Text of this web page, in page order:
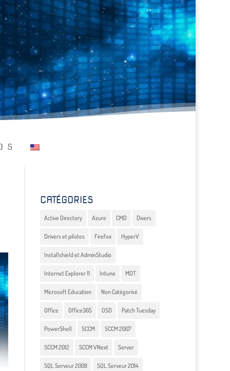
CATÉGORIES
Active Directory Azure CMD Divers
Drivers et pilotes Firefox HyperV
Installshield et AdminStudio
Internet Explorer 11 Intune MDT
Microsoft Education Non Catégorisé
Office Office365 OSD Patch Tuesday
PowerShell SCCM SCCM 2007
SCCM 2012 SCCM VNext Server
SQL Serveur 2008 SQL Serveur 2014